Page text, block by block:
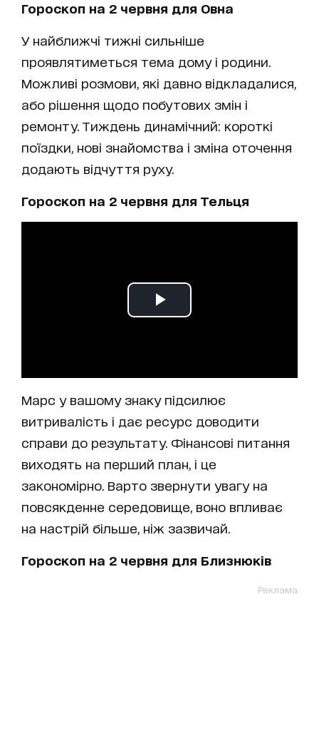
Гороскоп на 2 червня для Овна
У найближчі тижні сильніше
проявлятиметься тема дому і родини.
Можливі розмови, які давно відкладалися,
або рішення щодо побутових змін і
ремонту. Тиждень динамічний: короткі
поїздки, нові знайомства і зміна оточення
додають відчуття руху.
Гороскоп на 2 червня для Тельця
Марс у вашому знаку підсилює
витривалість і дає ресурс доводити
справи до результату. Фінансові питання
виходять на перший план, і це
закономірно. Варто звернути увагу на
повсякденне середовище, воно впливає
на настрій більше, ніж зазвичай.
Гороскоп на 2 червня для Близнюків
Реклама